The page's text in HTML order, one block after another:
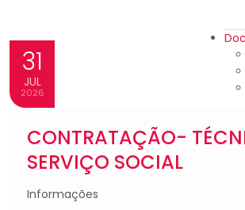
31
JUL
2026
CONTRATAÇÃO-
SERVIÇO SOCIAL
Informações